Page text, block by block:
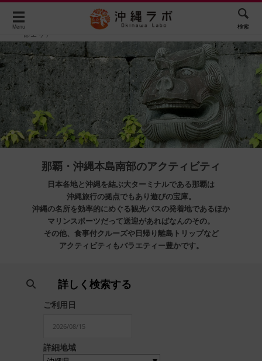
Menu 検索
Home 沖縄アクティビティ特集
アクティビティ予約｜那覇・南
部エリア
那覇・沖縄本島南部のアクティビティ
日本各地と沖縄を結ぶ大ターミナルである那覇は
沖縄旅行の拠点でもあり遊びの宝庫。
沖縄の名所を効率的にめぐる観光バスの発着地であるほか
マリンスポーツだって送迎があればなんのその。
その他、食事付クルーズや日帰り離島トリップなど
アクティビティもバラエティー豊かです。
詳しく検索する
ご利用日
詳細地域